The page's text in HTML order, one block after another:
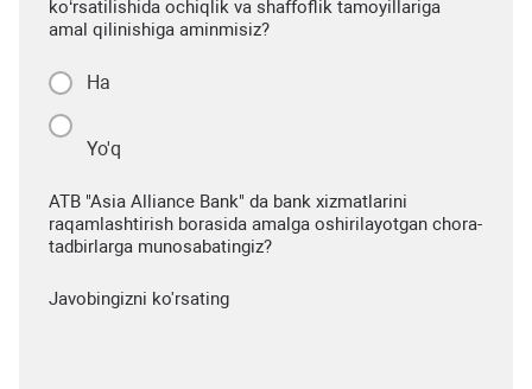
ko‘rsatilishida ochiqlik va shaffoflik tamoyillariga
amal qilinishiga aminmisiz?
Ha
Yo'q
ATB "Asia Alliance Bank" da bank xizmatlarini
raqamlashtirish borasida amalga oshirilayotgan chora-
tadbirlarga munosabatingiz?
Javobingizni ko'rsating